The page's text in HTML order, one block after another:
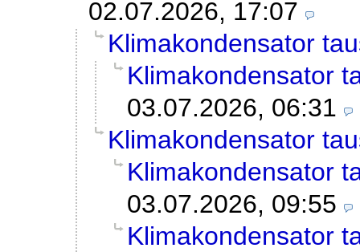
02.07.2026, 17:07
Klimakondensator
Klimakondensator
03.07.2026, 06:31
Klimakondensator
Klimakondensator
03.07.2026, 09:55
Klimakondensator